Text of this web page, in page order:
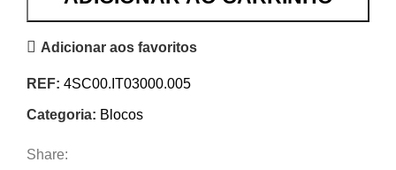
Adicionar aos favoritos
REF: 4SC00.IT03000.005
Categoria: Blocos
Share: